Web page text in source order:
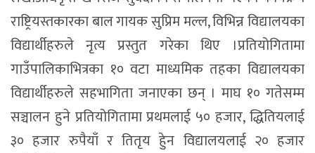
राष्ट्रियस्तकारका बाल गायक सुप्रिम मल्ल, विभिन्न विद्यालयका
विद्यार्थीहरुले नृत्य प्रस्तुत गरेका थिए ।प्रतियोगितामा
गाउँपालिकाभित्रका १० वटा माध्यमिक तहका विद्यालयका
विद्यार्थीहरुले सहभागिता जनाएका छन् । माघ १० गतेसम्म
सञ्चालन हुने प्रतियोगितामा प्रथमलाई ५० हजार, द्धितियलाई
३० हजार रुपैयाँ र तितृय हुेन विद्यालयलाई २० हजार